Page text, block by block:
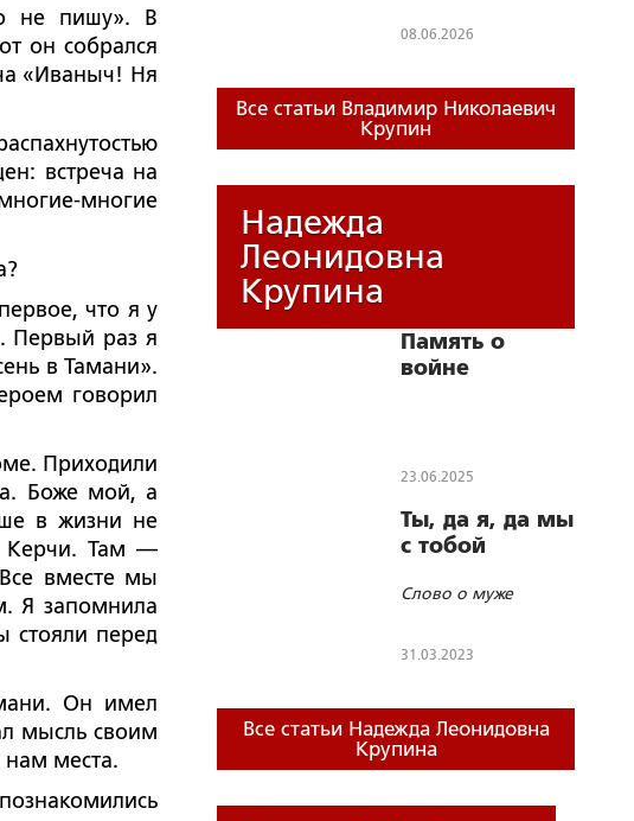
не пишу». В
он собрался
«Иваныч! Ня
встреча на
многие
что я у
Первый раз я
в Тамани».
говорил
Приходили
Боже мой, а
в жизни не
Керчи. Там —
вместе мы
Я запомнила
стояли перед
Он имел
мысль своим
места.
08.06.2026
Все статьи Владимир Николаевич
Крупин
Надежда
Леонидовна
Крупина
Память о
войне
23.06.2025
Ты, да я, да мы
с тобой
Слово о муже
31.03.2023
Все статьи Надежда Леонидовна
Крупина